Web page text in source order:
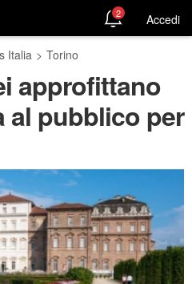
2 Accedi
Italia > Torino
approfittano
al pubblico per